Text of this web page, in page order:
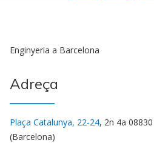
Enginyeria a Barcelona
Adreça
Plaça Catalunya, 22-24, 2n 4a
(Barcelona)